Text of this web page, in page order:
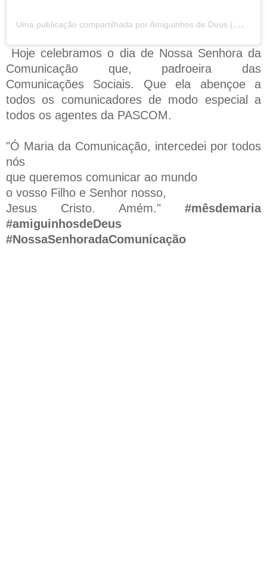
U
ma publicação compartilhada por Amiguinhos de Deus (@amiguinhosdedeus)
Hoje celebramos o dia de Nossa Senhora da
Comunicação que, padroeira das
Comunicações Sociais. Que ela abençoe a
todos os comunicadores de modo especial a
todos os agentes da PASCOM.
"Ó Maria da Comunicação, intercedei por todos
nós
que queremos comunicar ao mundo
o vosso Filho e Senhor nosso,
Jesus Cristo. Amém." #mêsdemaria
#amiguinhosdeDeus
#NossaSenhoradaComunicação